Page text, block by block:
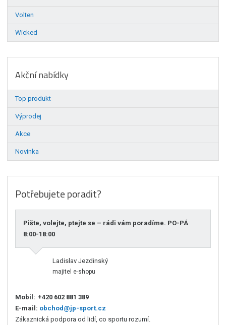
Volten
Wicked
Akční nabídky
Top produkt
Výprodej
Akce
Novinka
Potřebujete poradit?
Pište, volejte, ptejte se – rádi vám poradíme. PO-PÁ
8:00-18:00
Ladislav Jezdinský
majitel e-shopu
Mobil: +420 602 881 389
E-mail: obchod@jp-sport.cz
Zákaznická podpora od lidí, co sportu rozumí.